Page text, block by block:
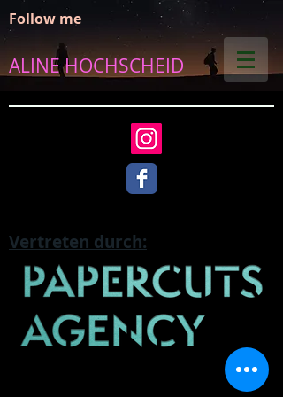
Follow me
ALINE HOCHSCHEID
Vertreten durch: